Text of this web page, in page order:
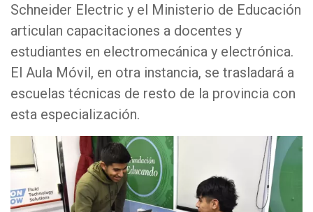
Schneider Electric y el Ministerio de Educación
articulan capacitaciones a docentes y
estudiantes en electromecánica y electrónica.
El Aula Móvil, en otra instancia, se trasladará a
escuelas técnicas de resto de la provincia con
esta especialización.